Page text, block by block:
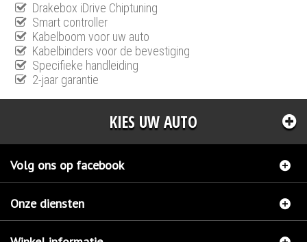
Drakebox iDrive Chiptuning
Smart controller
Kabelboom voor uw auto
Kabelbinders voor de bevestiging
Specifieke handleiding
2-jaar garantie
KIES UW AUTO
Volg ons op facebook
Onze diensten